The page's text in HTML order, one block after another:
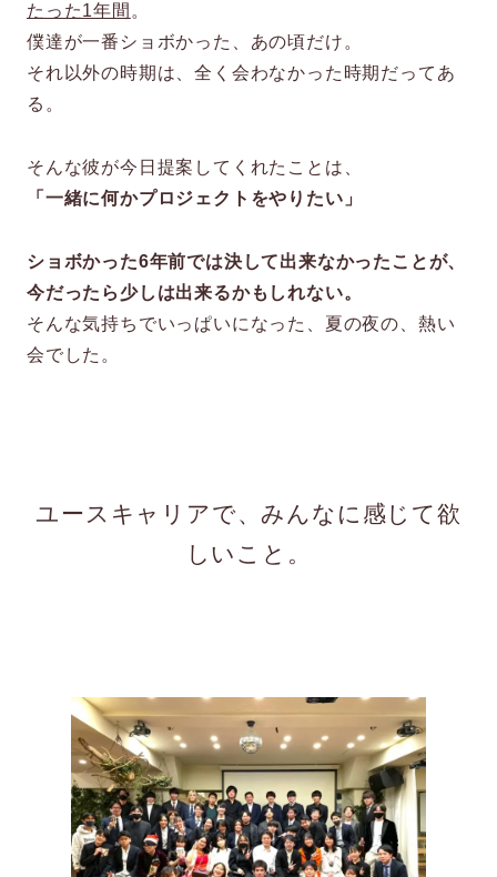
たった1年間 。
僕達が一番ショボかった、あの頃だけ。
それ以外の時期は、全く会わなかった時期だってあ
る。
そんな彼が今日提案してくれたことは、
「一緒に何かプロジェクトをやりたい」
ショボかった6年前では決して出来なかったことが、
今だったら少しは出来るかもしれない。
そんな気持ちでいっぱいになった、夏の夜の、熱い
会でした。
ユースキャリアで、みんなに感じて欲
しいこと。